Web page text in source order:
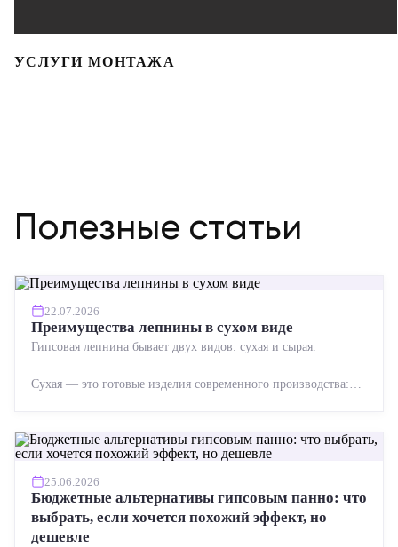
УСЛУГИ МОНТАЖА
Полезные статьи
22.07.2026
Преимущества лепнины в сухом виде
Гипсовая лепнина бывает двух видов: сухая и сырая.
Сухая — это готовые изделия современного производства:
25.06.2026
Бюджетные альтернативы гипсовым панно: что
выбрать, если хочется похожий эффект, но
дешевле